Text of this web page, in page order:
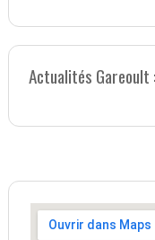
Actualités Gareoult :